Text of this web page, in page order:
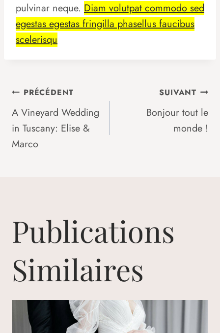
pulvinar neque. Diam volutpat commodo sed
egestas egestas fringilla phasellus faucibus
scelerisqu
Navigation
De
PRÉCÉDENT
A Vineyard Wedding
in Tuscany: Elise &
Marco
SUIVANT
Bonjour tout le
monde !
Publications
Similaires